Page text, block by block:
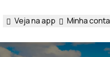
Veja na app Minha conta